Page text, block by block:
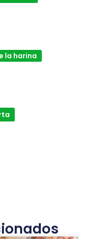
la harina